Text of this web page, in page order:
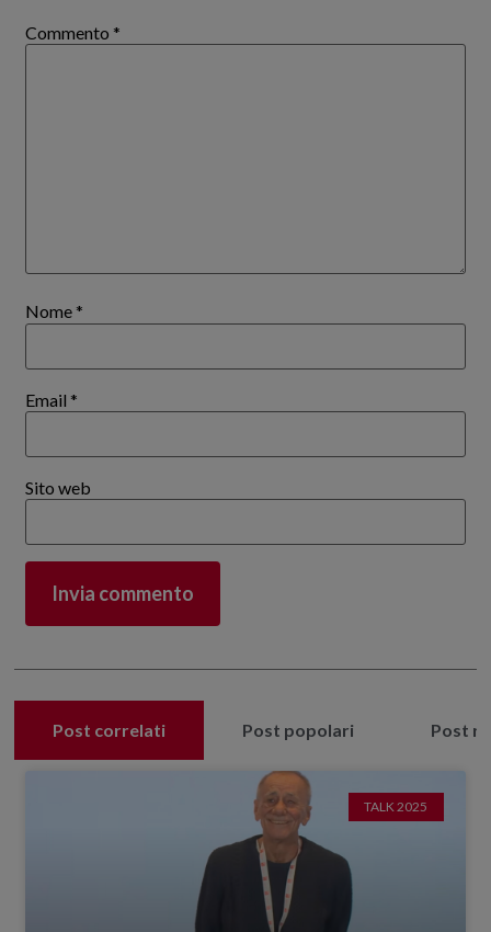
Commento *
Nome *
Email *
Sito web
Post correlati Post popolari Post
TALK 2025